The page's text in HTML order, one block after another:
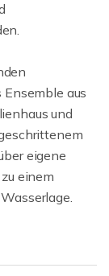
aus
und
eigene
einem